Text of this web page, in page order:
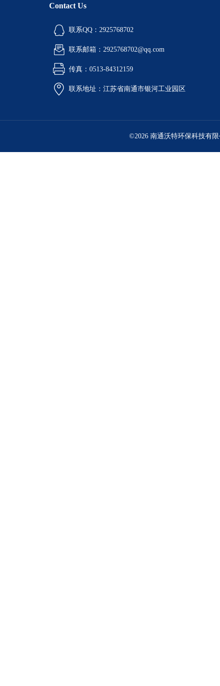
Contact Us
联系QQ：2925768702
联系邮箱：2925768702@qq.com
传真：0513-84312159
联系地址：江苏省南通市银河工业园区
©2026 南通沃特环保科技有